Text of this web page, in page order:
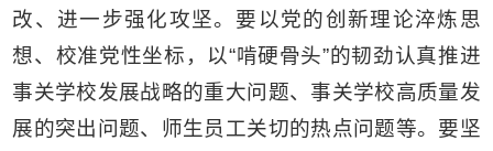
改、进一步强化攻坚。要以党的创新理论淬炼思
想、校准党性坐标，以“啃硬骨头”的韧劲认真推进
事关学校发展战略的重大问题、事关学校高质量发
展的突出问题、师生员工关切的热点问题等。要坚